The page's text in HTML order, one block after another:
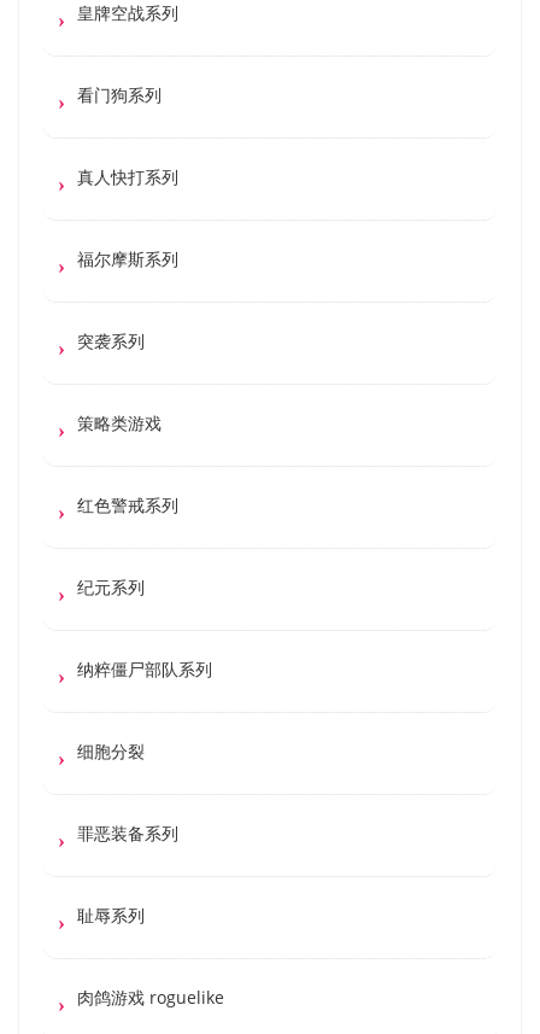
皇牌空战系列
看门狗系列
真人快打系列
福尔摩斯系列
突袭系列
策略类游戏
红色警戒系列
纪元系列
纳粹僵尸部队系列
细胞分裂
罪恶装备系列
耻辱系列
肉鸽游戏 roguelike